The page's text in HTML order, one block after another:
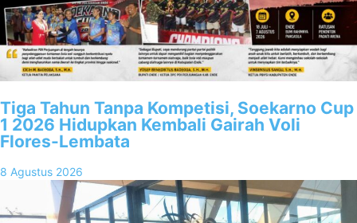
Tiga Tahun Tanpa Kompetisi, Soekarno Cup
1 2026 Hidupkan Kembali Gairah Voli
Flores-Lembata
8 Agustus 2026